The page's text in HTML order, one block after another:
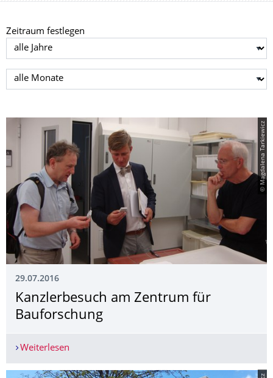
Zeitraum festlegen
Jahr auswählen
Monat auswählen
© Magdalena Tarkiewicz
29.07.2016
Kanzlerbesuch am Zentrum für
Bauforschung
Weiterlesen